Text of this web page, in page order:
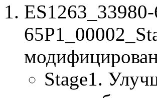
Stage1.